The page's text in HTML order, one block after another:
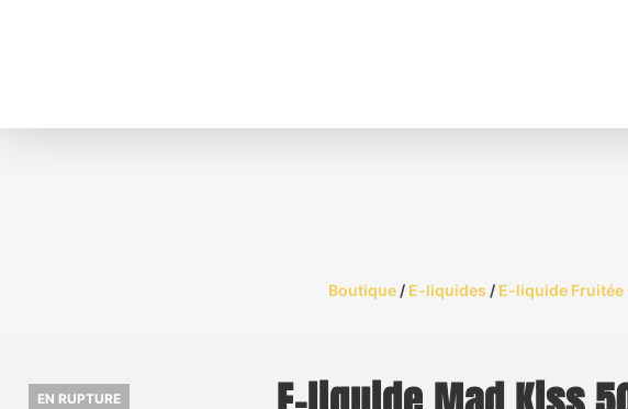
Boutique / E-liquides / E-liquide
EN RUPTURE